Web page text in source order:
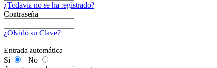
¿Todavía no se ha registrado?
Contraseña
¿Olvidó su Clave?
Entrada automática
Si
No